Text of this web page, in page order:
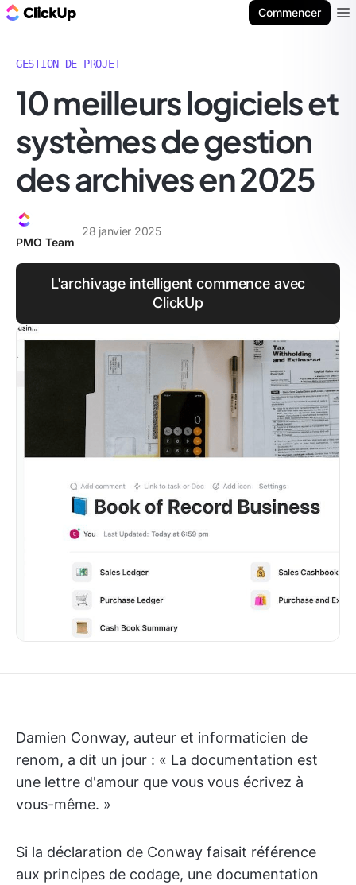
Commencer
GESTION DE PROJET
10 meilleurs logiciels et
systèmes de gestion
des archives en 2025
PMO Team
28 janvier 2025
L'archivage intelligent commence avec
ClickUp
Damien Conway, auteur et informaticien de
renom, a dit un jour : « La documentation est
une lettre d'amour que vous vous écrivez à
vous-même. »
Si la déclaration de Conway faisait référence
aux principes de codage, une documentation